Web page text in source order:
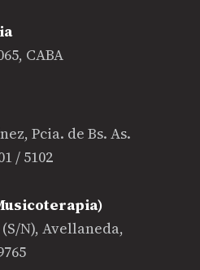
CABA
Pcia. de Bs. As.
/ 5102
N), Avellaneda,